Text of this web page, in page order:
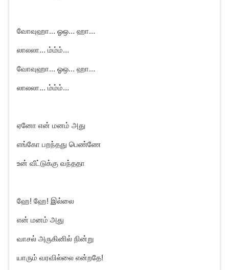
வோவுஹா… ஓஒ… ஹா…
லாலலா… ம்ம்ம்…
வோவுஹா… ஓஒ… ஹா…
லாலலா… ம்ம்ம்…
ஏனோ என் மனம் அது
எங்கோ பறந்தது பெண்ணே
உன் வீட்டுக்கு வந்ததா
ஹே! ஹே! இல்லை
என் மனம் அது
வாசல் அருகினில் நின்று
யாரும் வரவில்லை என்றதே!